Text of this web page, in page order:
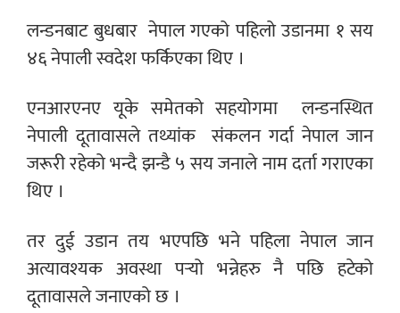
लन्डनबाट बुधबार नेपाल गएको पहिलो उडानमा १ सय
४६ नेपाली स्वदेश फर्किएका थिए ।
एनआरएनए यूके समेतको सहयोगमा
लन्डनस्थित
नेपाली दूतावासले तथ्यांक संकलन गर्दा नेपाल जान
जरूरी रहेको भन्दै झन्डै ५ सय जनाले नाम दर्ता गराएका
थिए ।
तर दुई उडान तय भएपछि भने पहिला नेपाल जान
अत्यावश्यक अवस्था पर्‍यो भन्नेहरु नै पछि हटेको
दूतावासले जनाएको छ ।